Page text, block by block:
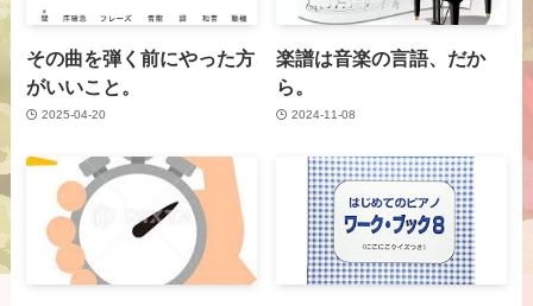
その曲を弾く前にやった方
がいいこと。
2025-04-20
楽譜は音楽の言語、だか
ら。
2024-11-08